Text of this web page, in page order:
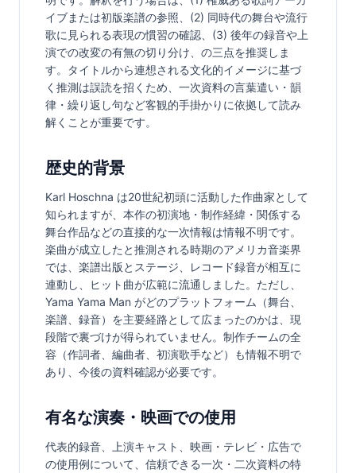
イブまたは初版楽譜の参照、(2) 同時代の舞台や流行
歌に見られる表現の慣習の確認、(3) 後年の録音や上
演での改変の有無の切り分け、の三点を推奨しま
す。タイトルから連想される文化的イメージに基づ
く推測は誤読を招くため、一次資料の言葉遣い・韻
律・繰り返し句など客観的手掛かりに依拠して読み
解くことが重要です。
歴史的背景
Karl Hoschna は20世紀初頭に活動した作曲家として
知られますが、本作の初演地・制作経緯・関係する
舞台作品などの直接的な一次情報は情報不明です。
楽曲が成立したと推測される時期のアメリカ音楽界
では、楽譜出版とステージ、レコード録音が相互に
連動し、ヒット曲が広範に流通しました。ただし、
Yama Yama Man がどのプラットフォーム（舞台、
楽譜、録音）を主要経路として広まったのかは、現
段階で裏づけが得られていません。制作チームの全
容（作詞者、編曲者、初演歌手など）も情報不明で
あり、今後の資料確認が必要です。
有名な演奏・映画での使用
代表的録音、上演キャスト、映画・テレビ・広告で
の使用例について、信頼できる一次・二次資料の特